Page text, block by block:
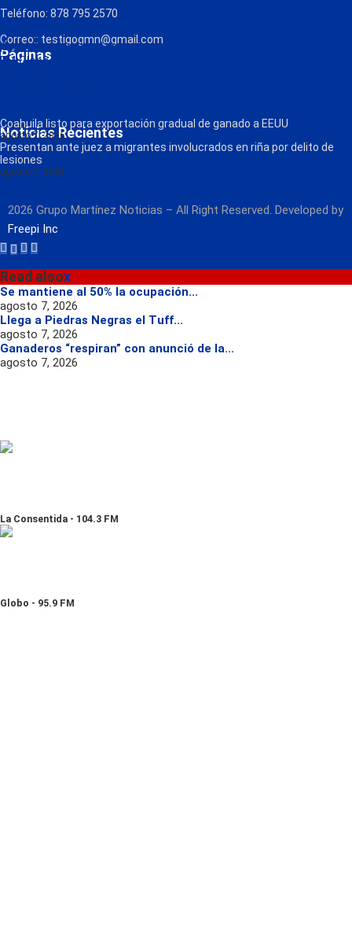
Teléfono: 878 795 2570
Correo:: testigogmn@gmail.com
Páginas
¡Descarga nuestra App!
FM Globo
Radio
Noticias Recientes
Coahuila listo para exportación gradual de ganado a EEUU
agosto 7, 2026
Presentan ante juez a migrantes involucrados en riña por delito de
lesiones
agosto 7, 2026
2026 Grupo Martínez Noticias – All Right Reserved. Developed by
Freepi Inc
Read alsox
Se mantiene al 50% la ocupación...
agosto 7, 2026
Llega a Piedras Negras el Tuff...
agosto 7, 2026
Ganaderos “respiran” con anunció de la...
agosto 7, 2026
La Consentida - 104.3 FM
Globo - 95.9 FM